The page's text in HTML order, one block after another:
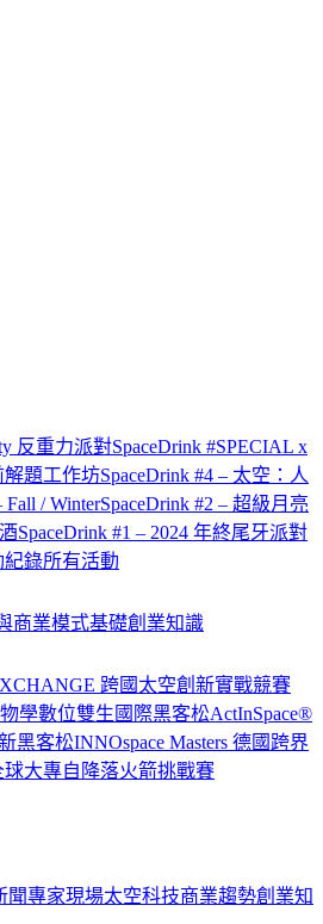
反重力派對SpaceDrink #SPECIAL x
解題工作坊SpaceDrink #4 – 太空：人
Fall / WinterSpaceDrink #2 – 超級月亮
SpaceDrink #1 – 2024 年終尾牙派對
紀錄所有活動
商業模式基礎創業知識
跨國太空創新實戰競賽
學數位雙生國際黑客松ActInSpace®
黑客松INNOspace Masters 德國跨界
球大專自降落火箭挑戰賽
聞專家現場太空科技商業趨勢創業知